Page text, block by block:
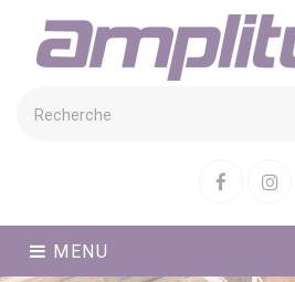
Facebook
MENU
Cookies management panel